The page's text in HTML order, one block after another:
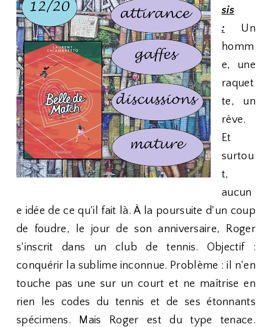
sis
: Un
homm
e, une
raquet
te, un
rêve.
Et
surtou
t,
aucun
e idée de ce qu'il fait là. À la poursuite d'un coup
de foudre, le jour de son anniversaire, Roger
s'inscrit dans un club de tennis. Objectif :
conquérir la sublime inconnue. Problème : il n'en
touche pas une sur un court et ne maîtrise en
rien les codes du tennis et de ses étonnants
spécimens. Mais Roger est du type tenace.